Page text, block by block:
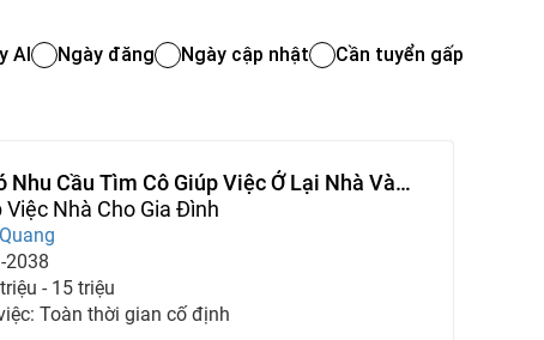
AI Ngày đăng Ngày cập nhật Cần tuyển gấp
Nhu Cầu Tìm Cô Giúp Việc Ở Lại Nhà Và
Việc Nhà Cho Gia Đình
2038
- 15 triệu
Toàn thời gian cố định